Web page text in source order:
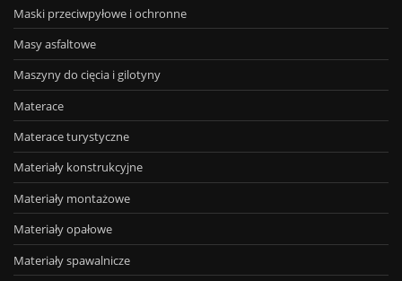
Maski przeciwpyłowe i ochronne
Masy asfaltowe
Maszyny do cięcia i gilotyny
Materace
Materace turystyczne
Materiały konstrukcyjne
Materiały montażowe
Materiały opałowe
Materiały spawalnicze